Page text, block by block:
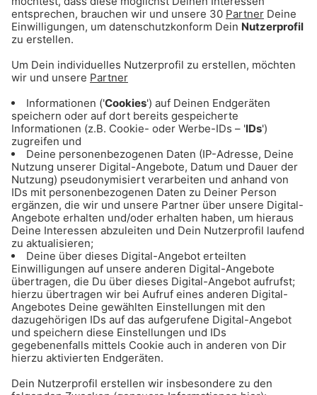
Was würdest du mit 2026 Euro Urlaubsgeld machen? *
Ich möchte mich gerne für den kostenlosen Gong 96.3
Newsletter anmelden, damit ich keine coolen Aktionen &
Events verpasse!
ABSENDEN
Teilnahmebedingungen
17.01.2026